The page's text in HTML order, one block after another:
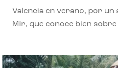
Valencia en verano, por
Mir, que conoce bien